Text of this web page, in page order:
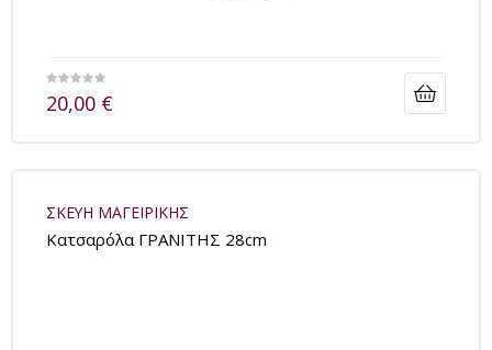
20,00 €
ΣΚΕΥΗ ΜΑΓΕΙΡΙΚΗΣ
Kατσαρόλα ΓΡΑΝΙΤΗΣ 28cm